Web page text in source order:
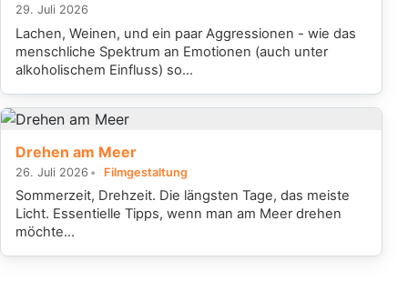
29. Juli 2026
Lachen, Weinen, und ein paar Aggressionen - wie das
menschliche Spektrum an Emotionen (auch unter
alkoholischem Einfluss) so...
Drehen am Meer
26. Juli 2026 Filmgestaltung
Sommerzeit, Drehzeit. Die längsten Tage, das meiste
Licht. Essentielle Tipps, wenn man am Meer drehen
möchte...